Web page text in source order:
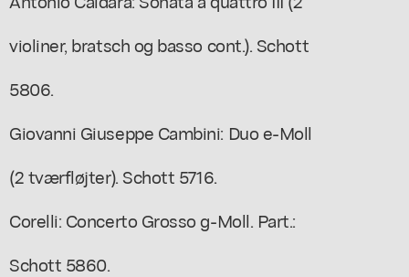
violiner, bratsch og basso cont.). Schott
5806.
Giovanni Giuseppe Cambini: Duo e-Moll
(2 tværfløjter). Schott 5716.
Corelli: Concerto Grosso g-Moll. Part.:
Schott 5860.